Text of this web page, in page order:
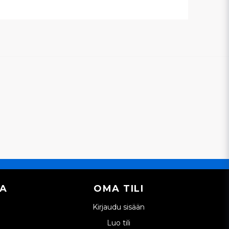
OMA TILI
Kirjaudu sisään
Luo tili